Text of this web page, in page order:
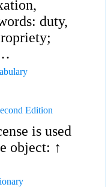
duty,
Edition
is used
object: ↑